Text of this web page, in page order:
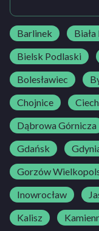
Barlinek
Bielsk Podlaski
Bolesławiec
Chojnice
Dąbrowa Górnicza
Gdańsk
Gorzów
Inowrocław
Kalisz